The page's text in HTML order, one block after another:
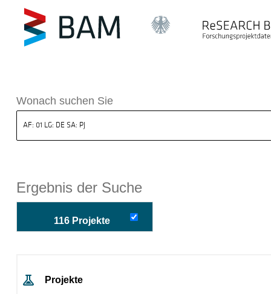
BAM
Wonach suchen Sie
Ergebnis der Suche
116 Projekte
Projekte